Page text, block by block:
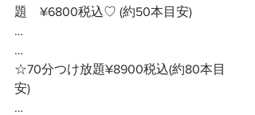
題　¥6800税込♡ (約50本目安)
…
…
☆70分つけ放題¥8900税込(約80本目
安)
…